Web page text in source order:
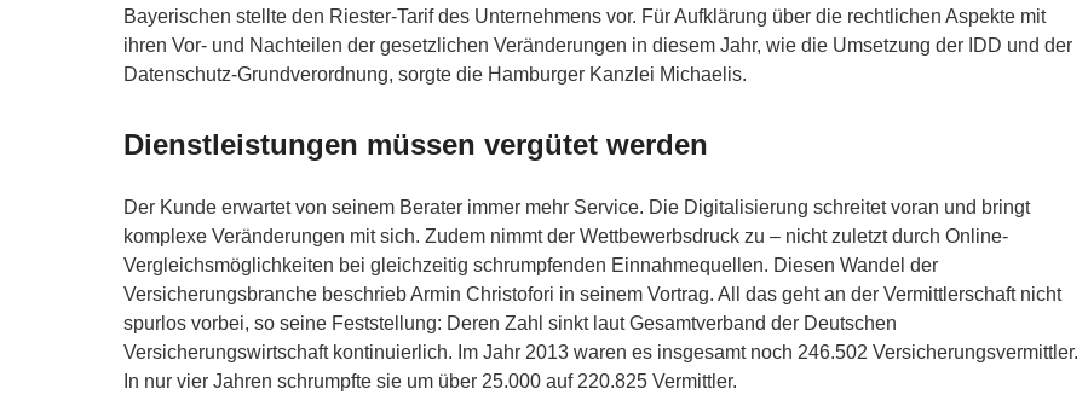
Bayerischen stellte den Riester-Tarif des Unternehmens vor. Für Aufklärung über die rechtlichen Aspekte mit
ihren Vor- und Nachteilen der gesetzlichen Veränderungen in diesem Jahr, wie die Umsetzung der IDD und der
Datenschutz-Grundverordnung, sorgte die Hamburger Kanzlei Michaelis.
Dienstleistungen müssen vergütet werden
Der Kunde erwartet von seinem Berater immer mehr Service. Die Digitalisierung schreitet voran und bringt
komplexe Veränderungen mit sich. Zudem nimmt der Wettbewerbsdruck zu – nicht zuletzt durch Online-
Vergleichsmöglichkeiten bei gleichzeitig schrumpfenden Einnahmequellen. Diesen Wandel der
Versicherungsbranche beschrieb Armin Christofori in seinem Vortrag. All das geht an der Vermittlerschaft nicht
spurlos vorbei, so seine Feststellung: Deren Zahl sinkt laut Gesamtverband der Deutschen
Versicherungswirtschaft kontinuierlich. Im Jahr 2013 waren es insgesamt noch 246.502 Versicherungsvermittler.
In nur vier Jahren schrumpfte sie um über 25.000 auf 220.825 Vermittler.